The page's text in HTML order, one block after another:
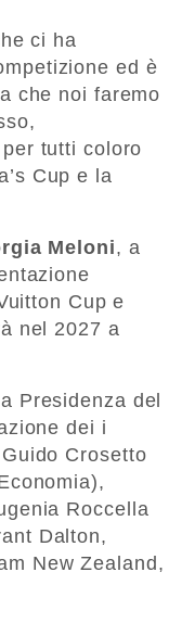
ci ha
ed è
che noi faremo
tutti coloro
Cup e la
Meloni, a
Cup e
nel 2027 a
Presidenza del
dei i
Crosetto
Roccella
Dalton,
New Zealand,